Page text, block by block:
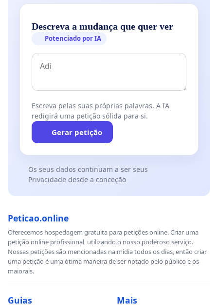
Descreva a mudança que quer ver
Potenciado por IA
Escreva pelas suas próprias palavras. A IA
redigirá uma petição sólida para si.
Gerar petição
Os seus dados continuam a ser seus
Privacidade desde a conceção
Peticao.online
Oferecemos hospedagem gratuita para petições online. Criar uma
petição online profissional, utilizando o nosso poderoso serviço.
Nossas petições são mencionadas na mídia todos os dias, então criar
uma petição é uma ótima maneira de ser notado pelo público e os
maiorais.
Guias Mais